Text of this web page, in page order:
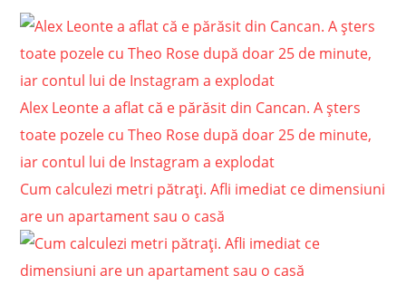
Alex Leonte a aflat că e părăsit din Cancan. A șters
toate pozele cu Theo Rose după doar 25 de minute,
iar contul lui de Instagram a explodat
Cum calculezi metri pătrați. Afli imediat ce dimensiuni
are un apartament sau o casă